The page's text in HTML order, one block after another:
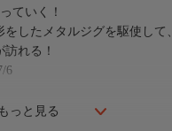
もっと見る
ていく！
したメタルジグを駆使して
れる！
6